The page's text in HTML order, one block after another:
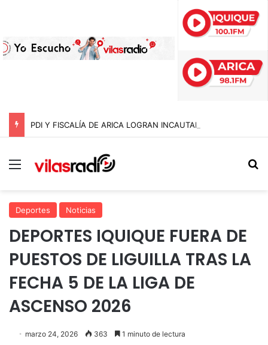
Menú
Deportes Noticias
DEPORTES IQUIQUE FUERA DE
PUESTOS DE LIGUILLA TRAS LA
FECHA 5 DE LA LIGA DE
ASCENSO 2026
marzo 24, 2026 363 1 minuto de lectura